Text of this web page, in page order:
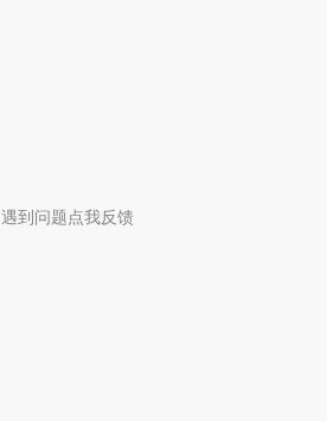
遇到问题点我反馈